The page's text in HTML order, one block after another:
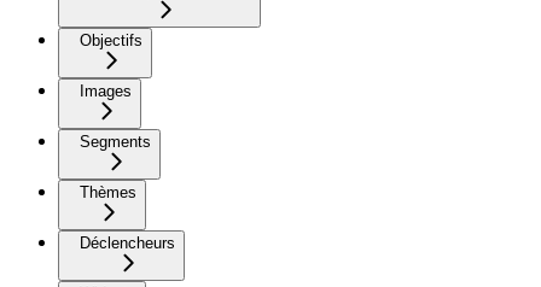
Objectifs
Images
Segments
Thèmes
Déclencheurs